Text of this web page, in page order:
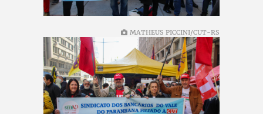
MATHEUS PICCINI/CUT-RS